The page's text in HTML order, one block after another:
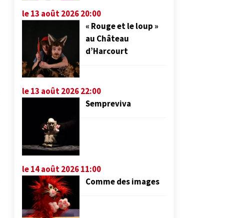
le 13 août 2026 20:00
« Rouge et le loup »
au Château
d’Harcourt
le 13 août 2026 22:00
Sempreviva
le 14 août 2026 11:00
Comme des images